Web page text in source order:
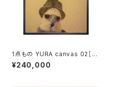
1点もの YURA canvas 02［額
装］
¥240,000